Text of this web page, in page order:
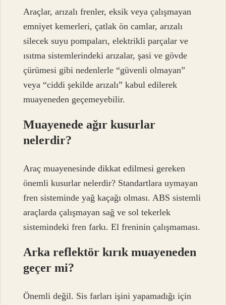
Araçlar, arızalı frenler, eksik veya çalışmayan
emniyet kemerleri, çatlak ön camlar, arızalı
silecek suyu pompaları, elektrikli parçalar ve
ısıtma sistemlerindeki arızalar, şasi ve gövde
çürümesi gibi nedenlerle “güvenli olmayan”
veya “ciddi şekilde arızalı” kabul edilerek
muayeneden geçemeyebilir.
Muayenede ağır kusurlar
nelerdir?
Araç muayenesinde dikkat edilmesi gereken
önemli kusurlar nelerdir? Standartlara uymayan
fren sisteminde yağ kaçağı olması. ABS sistemli
araçlarda çalışmayan sağ ve sol tekerlek
sistemindeki fren farkı. El freninin çalışmaması.
Arka reflektör kırık muayeneden
geçer mi?
Önemli değil. Sis farları işini yapamadığı için